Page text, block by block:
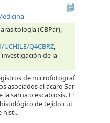
(CBPar),
Q4CBRZ,
de la
de microfotograf
asociados al ácaro Sar
sarna o escabiosis. El
de tejido cut
hist...